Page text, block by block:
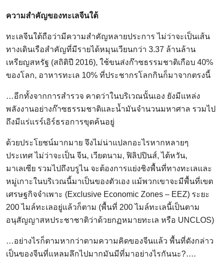
ความสำคัญของทะเลจีนใต้
ทะเลจีนใต้ถือว่ามีความสำคัญหลายประการ ไม่ว่าจะเป็นเส้น
ทางเดินเรือสำคัญที่มีรายได้หมุนเวียนกว่า 3.37 ล้านล้าน
เหรียญสหรัฐ (สถิติปี 2016), ใช้ขนส่งก๊าซธรรมชาติเกือบ 40%
ของโลก, อาหารทะเล 10% ที่ประชากรโลกกินก็มาจากตรงนี้
…อีกทั้งจากการสำรวจ คาดว่าในบริเวณนั้นเอง ยังมีแหล่ง
พลังงานอย่างก๊าซธรรมชาติและน้ำมันจำนวนมหาศาล รวมไป
ถึงมีแร่แรร์เอิร์ธรอการขุดค้นอยู่
ด้วยประโยชน์มากมาย จึงไม่น่าแปลกอะไรหากหลายๆ
ประเทศ ไม่ว่าจะเป็น จีน, เวียดนาม, ฟิลิปปินส์, ไต้หวัน,
มาเลเซีย รวมไปถึงบรูไน จะต้องการแย่งชิงพื้นที่ทางทะเลและ
หมู่เกาะในบริเวณนี้มาเป็นของตัวเอง แม้พวกเขาจะมีพื้นที่เขต
เศรษฐกิจจำเพาะ (Exclusive Economic Zones – EEZ) ระยะ
200 ไมล์ทะเลอยู่แล้วก็ตาม (พื้นที่ 200 ไมล์ทะเลนี้เป็นตาม
อนุสัญญาสหประชาชาติว่าด้วยกฏหมายทะเล หรือ UNCLOS)
…อย่างไรก็ตามหากว่าตามความคิดของจีนแล้ว พื้นที่ดังกล่าว
เป็นของจีนที่แหลมลึกไปมากมันมีที่มาอย่างไรกันนะ?….